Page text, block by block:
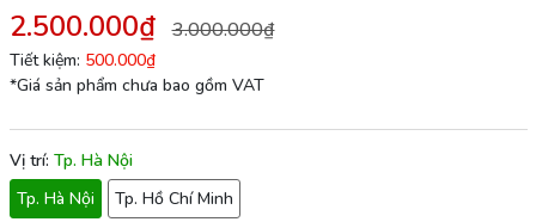
2.500.000₫ 3.000.000₫
Tiết kiệm: 500.000₫
*Giá sản phẩm chưa bao gồm VAT
Vị trí: Tp. Hà Nội
Tp. Hà Nội
Tp. Hồ Chí Minh